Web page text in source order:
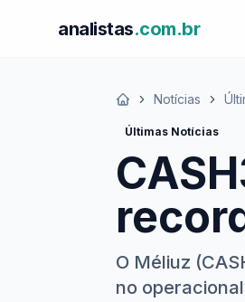
analistas.com.br
Início Notícias
Últimas Notícias
O Méliuz
no